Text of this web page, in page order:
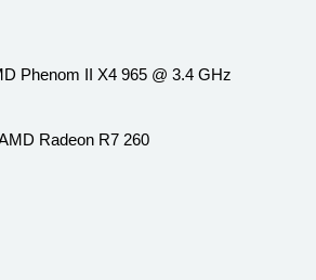
Phenom II X4 965 @ 3.4 GHz
Radeon R7 260